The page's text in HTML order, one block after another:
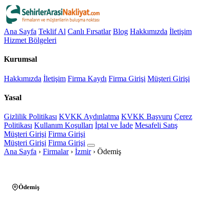
Ana Sayfa Teklif Al Canlı Fırsatlar Blog Hakkımızda İletişim
Hizmet Bölgeleri
Kurumsal
Hakkımızda İletişim Firma Kaydı Firma Girişi Müşteri Girişi
Yasal
Gizlilik Politikası KVKK Aydınlatma KVKK Başvuru Çerez
Politikası Kullanım Koşulları İptal ve İade Mesafeli Satış
Müşteri Girişi Firma Girişi
Müşteri Girişi Firma Girişi
Ana Sayfa › Firmalar › İzmir › Ödemiş
Ödemiş